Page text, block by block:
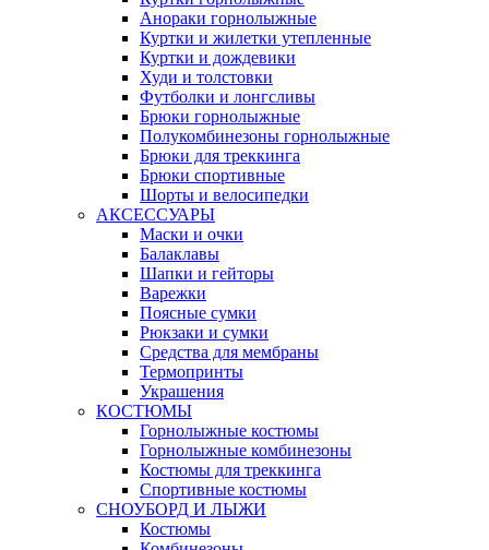
Анораки горнолыжные
Куртки и жилетки утепленные
Куртки и дождевики
Худи и толстовки
Футболки и лонгсливы
Брюки горнолыжные
Полукомбинезоны горнолыжные
Брюки для треккинга
Брюки спортивные
Шорты и велосипедки
АКСЕССУАРЫ
Маски и очки
Балаклавы
Шапки и гейторы
Варежки
Поясные сумки
Рюкзаки и сумки
Средства для мембраны
Термопринты
Украшения
КОСТЮМЫ
Горнолыжные костюмы
Горнолыжные комбинезоны
Костюмы для треккинга
Спортивные костюмы
СНОУБОРД И ЛЫЖИ
Костюмы